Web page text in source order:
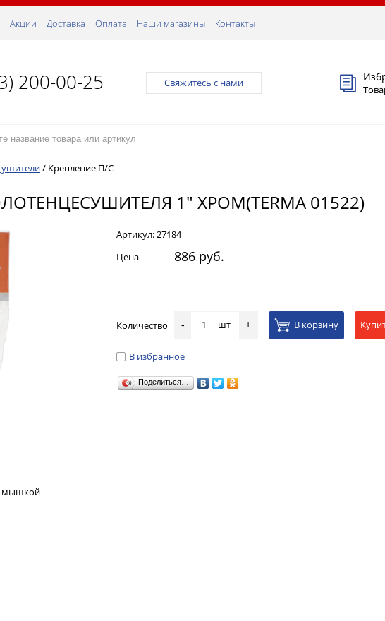
Акции Доставка Оплата Наши магазины Контакты
200-00-25 Свяжитесь с нами
/ Крепление П/С
1" ХРОМ(TERMA 01522)
мышкой
Артикул: 27184
Цена
886 руб.
Количество - шт + В корзину
В избранное
Поделиться…